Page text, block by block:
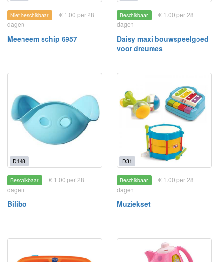
Niet beschikbaar
€ 1.00 per 28
dagen
Meeneem schip 6957
Beschikbaar
€ 1.00 per 28
dagen
Daisy maxi bouwspeelgoed
voor dreumes
D148
Beschikbaar
€ 1.00 per 28
dagen
Bilibo
D31
Beschikbaar
€ 1.00 per 28
dagen
Muziekset